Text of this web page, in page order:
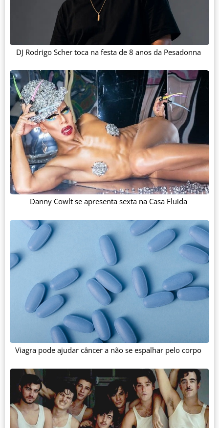
DJ Rodrigo Scher toca na festa de 8 anos da Pesadonna
Danny Cowlt se apresenta sexta na Casa Fluida
Viagra pode ajudar câncer a não se espalhar pelo corpo